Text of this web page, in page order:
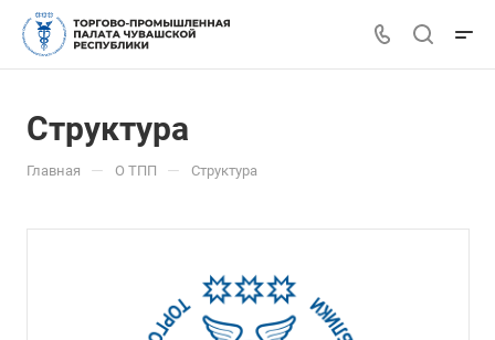
Структура
Главная — О ТПП — Структура